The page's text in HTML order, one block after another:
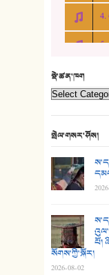
སྡེ་ཚན་ཁག
སྤེལ་གསར་ཤོས།
པོ།
སོགས་ཀྱི་སྐོར།
2026-08-02